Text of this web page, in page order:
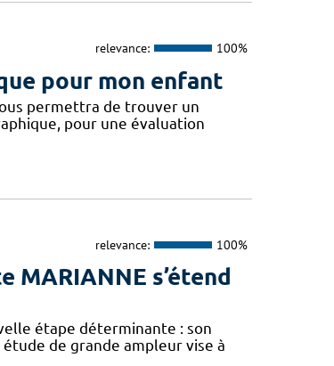
relevance: 100%
pour mon enfant
vous permettra de trouver un
pour une évaluation
relevance: 100%
s’étend
étape déterminante : son
de grande ampleur vise à